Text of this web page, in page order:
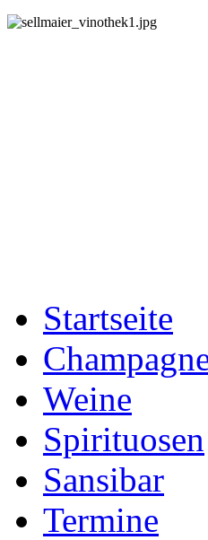
Startseite
Weine
Spirituosen
Sansibar
Termine